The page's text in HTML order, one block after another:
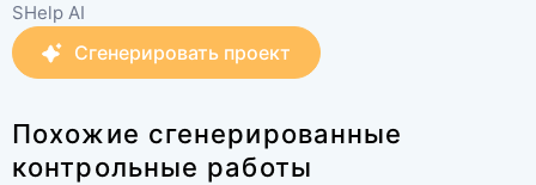
SHelp AI
Сгенерировать проект
Похожие сгенерированные
контрольные работы